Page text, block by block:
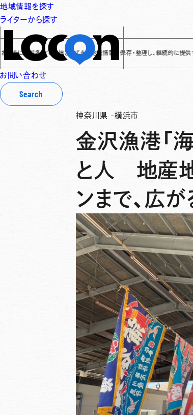
地域情報を探す
ライターから探す
お問い合わせ
Search
各地で発信されてきた地域情報を保存・整理し、継続的に提供するアーカイ
神奈川県 -横浜市
金沢漁港「
と人 地産
ンまで、広